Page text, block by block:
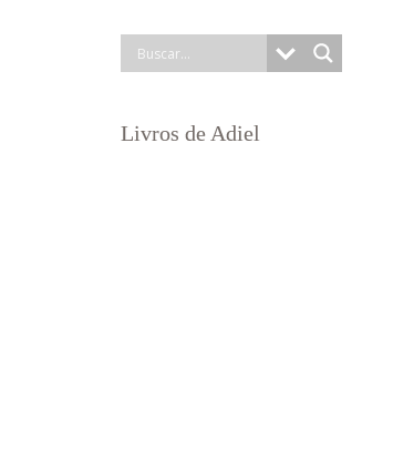
Livros de Adiel